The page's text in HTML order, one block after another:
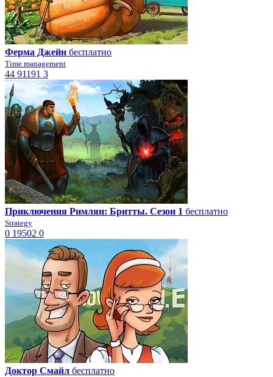
Ферма Джейн бесплатно
Time management
44 91191 3
Приключения Римлян: Бритты. Сезон 1 бесплатно
Strategy
0 19502 0
Доктор Смайл бесплатно